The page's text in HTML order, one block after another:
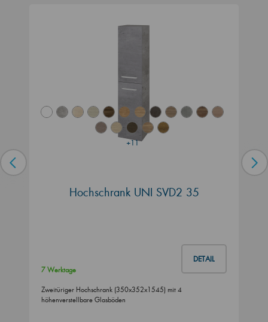
+11
Hochschrank UNI SVD2 35
DETAIL
7 Werktage
Zweitüriger Hochschrank (350x352x1545) mit 4
höhenverstellbare Glasböden